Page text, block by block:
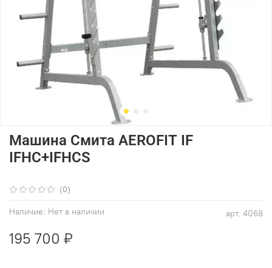
(0)
арт. 4068
Наличие: Нет в наличии
Машина Смита AEROFIT IF
IFHC+IFHCS
195 700 ₽